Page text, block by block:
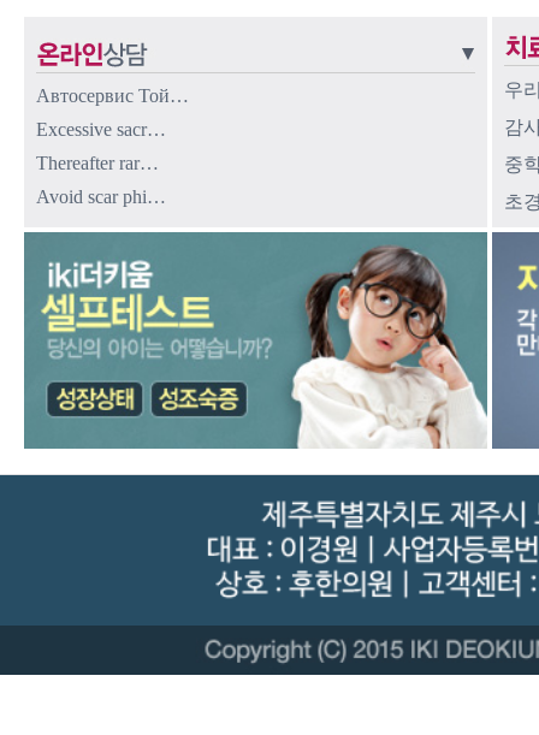
Автосервис Той…
Excessive sacr…
Thereafter rar…
Avoid scar phi…
우
감
중
초